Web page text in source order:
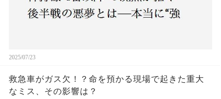
2025/07/23
救急車がガス欠！？命を預かる現場で起きた重大
なミス、その影響は？